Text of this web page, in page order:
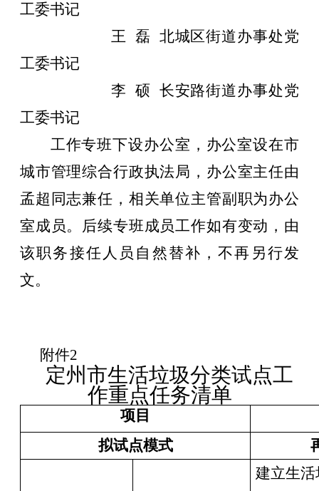
工委书记
王 磊 北城区街道办事处党
工委书记
李 硕 长安路街道办事处党
工委书记
工作专班下设办公室，办公室设在市
城市管理综合行政执法局 ，办公室主任由
孟超 同志兼任 ， 相关单位主管副职为办公
室成员。后续专班成员工作如有变动，由
该职务接任人员自然替补，不再另行发
文。
附件2
定州市生活垃圾分类试点工
作重点任务清单
项目
拟试点模式
建立生